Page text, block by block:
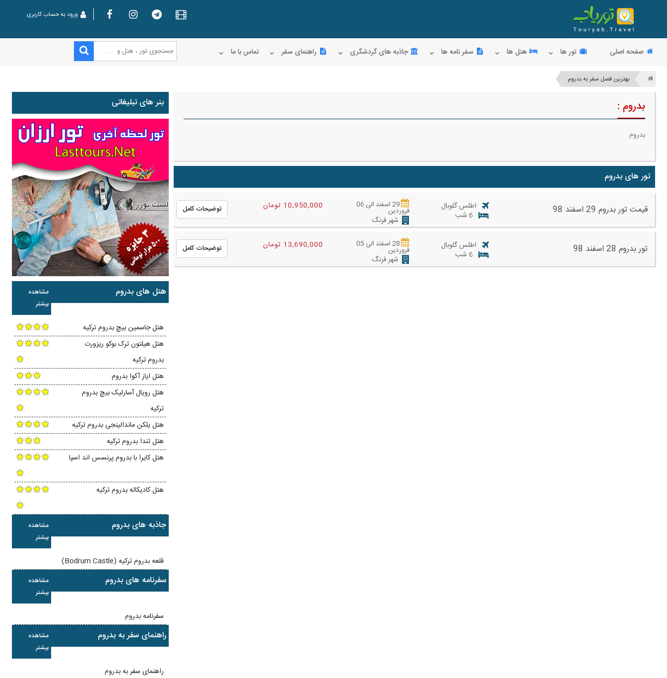
ورود به حساب کاربری
صفحه اصلی تور ها هتل ها سفر نامه ها جاذبه های گردشگری راهنمای سفر تماس با ما
بهترین فصل سفر به بدروم
بدروم :
بدروم
تور های بدروم
قیمت تور بدروم 29 اسفند 98 اطلس گلوبال 29 اسفند الی 06
فروردین
شهر فرنگ
10,950,000 تومان توضیحات کامل
تور بدروم 28 اسفند 98 اطلس گلوبال 28 اسفند الی 05
فروردین
شهر فرنگ
13,690,000 تومان توضیحات کامل
بنر های تبلیغاتی
مشاهده
بیشتر
هتل های بدروم
هتل جاسمین بیچ بدروم ترکیه
هتل هیلتون ترک بوکو ریزورت
بدروم ترکیه
هتل ایاز آکوا بدروم
هتل رویال آسارلیک بیچ بدروم
ترکیه
هتل یلکن ماندالینجی بدروم ترکیه
هتل تندا بدروم ترکیه
هتل کایرا با بدروم پرنسس اند اسپا
هتل کادیکاله بدروم ترکیه
مشاهده
بیشتر
جاذبه های بدروم
قلعه بدروم ترکیه (Bodrum Castle)
مشاهده
بیشتر
سفرنامه های بدروم
سفرنامه بدروم
مشاهده
بیشتر
راهنمای سفر به بدروم
راهنمای سفر به بدروم